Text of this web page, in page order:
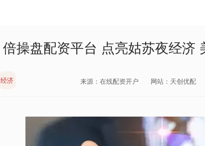
倍操盘配资平台 点亮姑苏夜经济
经济 来源：在线配资开户 网站：天创优配